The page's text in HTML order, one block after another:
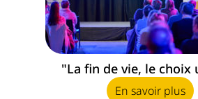
"La fin de vie, le choix
En savoir plus